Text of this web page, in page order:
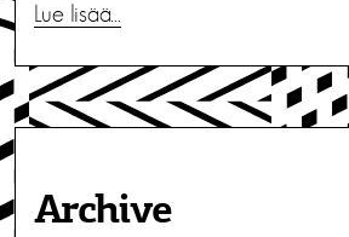
Lue lisää…
Archive